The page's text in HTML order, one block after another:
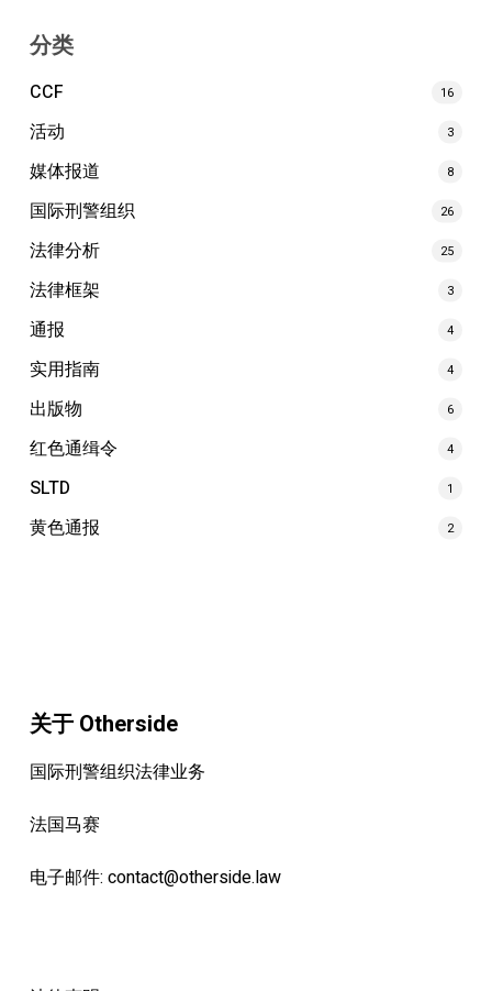
分类
CCF
16
活动 3
媒体报道 8
国际刑警组织 26
法律分析 25
法律框架 3
通报 4
实用指南 4
出版物 6
红色通缉令 4
SLTD 1
黄色通报 2
关于 Otherside
国际刑警组织法律业务
法国马赛
电子邮件: contact@otherside.law